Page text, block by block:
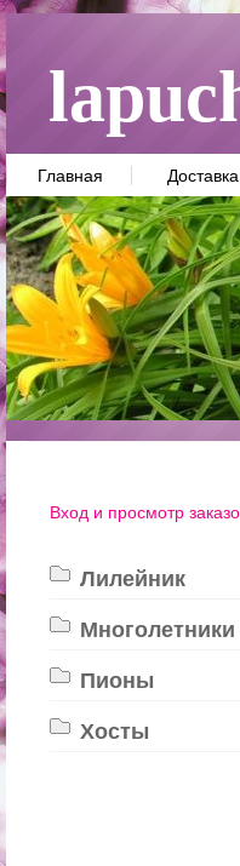
Главная Доставка
Вход и просмотр
Лилейник
Многолетники
Пионы
Хосты